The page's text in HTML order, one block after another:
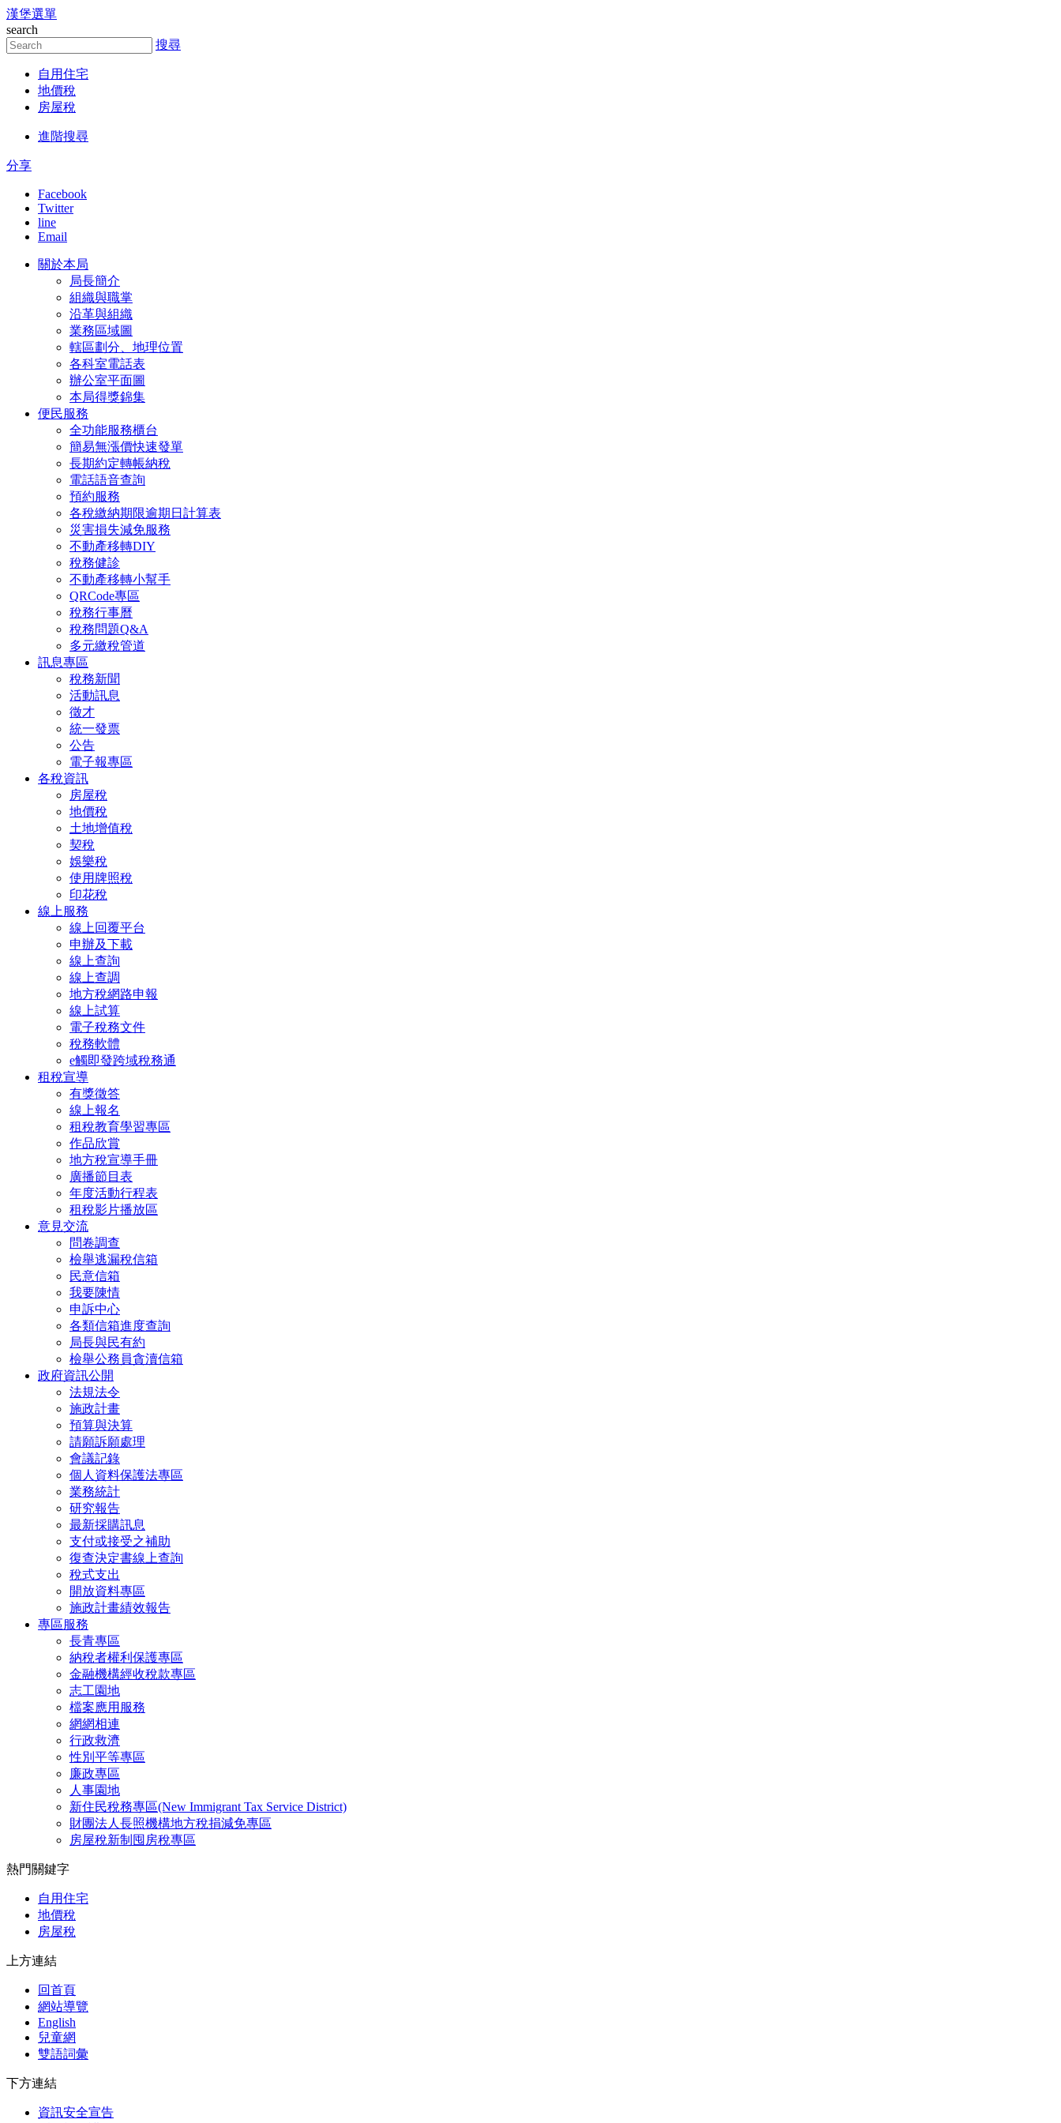
跳到主要內容區塊
漢堡選單
search
搜尋
自用住宅
地價稅
房屋稅
進階搜尋
分享
Facebook
Twitter
line
Email
關於本局
局長簡介
組織與職掌
沿革與組織
業務區域圖
轄區劃分、地理位置
各科室電話表
辦公室平面圖
本局得獎錦集
便民服務
全功能服務櫃台
簡易無漲價快速發單
長期約定轉帳納稅
電話語音查詢
預約服務
各稅繳納期限逾期日計算表
災害損失減免服務
不動產移轉DIY
稅務健診
不動產移轉小幫手
QRCode專區
稅務行事曆
稅務問題Q&A
多元繳稅管道
訊息專區
稅務新聞
活動訊息
徵才
統一發票
公告
電子報專區
各稅資訊
房屋稅
地價稅
土地增值稅
契稅
娛樂稅
使用牌照稅
印花稅
線上服務
線上回覆平台
申辦及下載
線上查詢
線上查調
地方稅網路申報
線上試算
電子稅務文件
稅務軟體
e觸即發跨域稅務通
租稅宣導
有獎徵答
線上報名
租稅教育學習專區
作品欣賞
地方稅宣導手冊
廣播節目表
年度活動行程表
租稅影片播放區
意見交流
問卷調查
檢舉逃漏稅信箱
民意信箱
我要陳情
申訴中心
各類信箱進度查詢
局長與民有約
檢舉公務員貪瀆信箱
政府資訊公開
法規法令
施政計畫
預算與決算
請願訴願處理
會議記錄
個人資料保護法專區
業務統計
研究報告
最新採購訊息
支付或接受之補助
復查決定書線上查詢
稅式支出
開放資料專區
施政計畫績效報告
專區服務
長青專區
納稅者權利保護專區
金融機構經收稅款專區
志工園地
檔案應用服務
網網相連
行政救濟
性別平等專區
廉政專區
人事園地
新住民稅務專區(New Immigrant Tax Service District)
財團法人長照機構地方稅捐減免專區
房屋稅新制囤房稅專區
熱門關鍵字
自用住宅
地價稅
房屋稅
上方連結
回首頁
網站導覽
English
兒童網
雙語詞彙
下方連結
資訊安全宣告